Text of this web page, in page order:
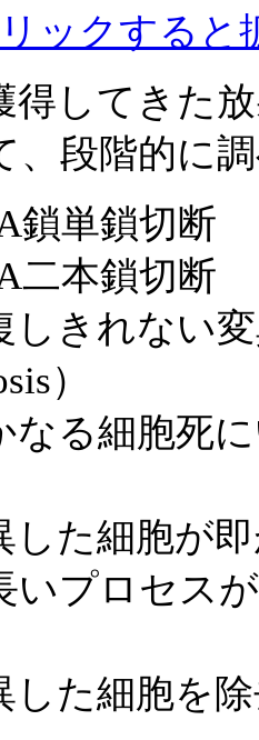
得してきた
、段階的に
鎖単鎖切
二本鎖切
しきれな
）
細胞死に
した細胞が
いプロセス
した細胞を